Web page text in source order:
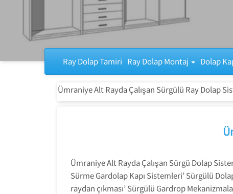
Ray Dolap Tamiri Ray Dolap Montaj Dolap
Ümraniye Alt Rayda Çalışan Sürgülü Ray Dolap
Ümraniye Alt Rayda Çalışan Sürgü Dolap
Sürme Gardolap Kapı Sistemleri’ Sürgülü
raydan çıkması’ Sürgülü Gardrop